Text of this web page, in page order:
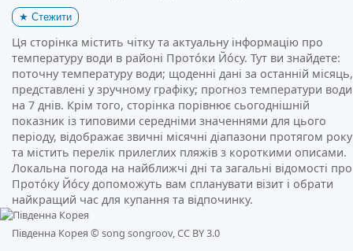
★ Стежити
Ця сторінка містить чітку та актуальну інформацію про
температуру води в районі Прото́ки Йо́су. Тут ви знайдете:
поточну температуру води; щоденні дані за останній місяць,
представлені у зручному графіку; прогноз температури води
на 7 днів. Крім того, сторінка порівнює сьогоднішній
показник із типовими середніми значеннями для цього
періоду, відображає звичні місячні діапазони протягом року
та містить перелік прилеглих пляжів з короткими описами.
Локальна погода на найближчі дні та загальні відомості про
Прото́ку Йо́су допоможуть вам спланувати візит і обрати
найкращий час для купання та відпочинку.
Південна Корея © song songroov, CC BY 3.0